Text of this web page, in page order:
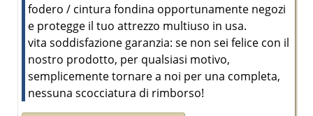
fodero / cintura fondina opportunamente negozi
e protegge il tuo attrezzo multiuso in usa.
vita soddisfazione garanzia: se non sei felice con il
nostro prodotto, per qualsiasi motivo,
semplicemente tornare a noi per una completa,
nessuna scocciatura di rimborso!